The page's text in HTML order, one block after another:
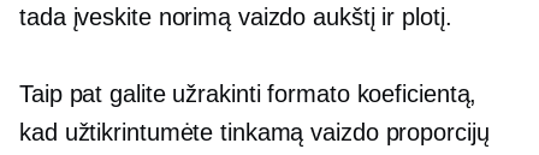
tada įveskite norimą vaizdo aukštį ir plotį.
Taip pat galite užrakinti formato koeficientą,
kad užtikrintumėte tinkamą vaizdo proporcijų